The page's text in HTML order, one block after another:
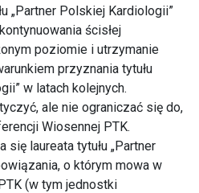
„Partner Polskiej Kardiologii”
ścisłej
poziomie i utrzymanie
przyznania tytułu
w latach kolejnych.
ale nie ograniczać się do,
Wiosennej PTK.
laureata tytułu „Partner
o którym mowa w
(w tym jednostki